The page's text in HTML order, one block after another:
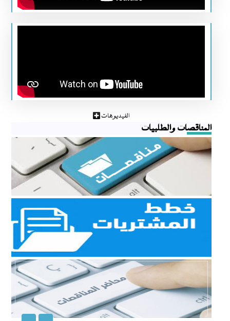
الفيديوهات
المناقصات والطلبيات
مناقصات
خطط المشتريات